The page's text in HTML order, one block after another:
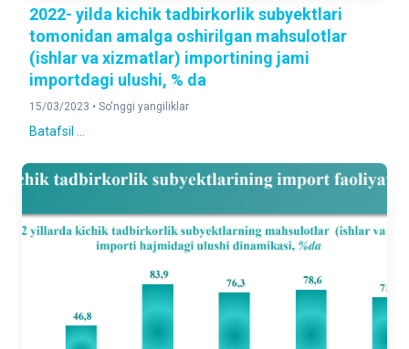
2022- yilda kichik tadbirkorlik subyektlari
tomonidan amalga oshirilgan mahsulotlar
(ishlar va xizmatlar) importining jami
importdagi ulushi, % da
15/03/2023 • So'nggi yangiliklar
Batafsil ...